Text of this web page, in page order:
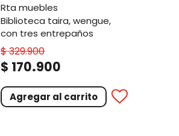
rta muebles
biblioteca taira, wengue,
con tres entrepaños
$329.900
$ 170.900
Agregar al carrito